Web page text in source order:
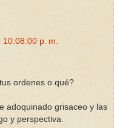
p. m.
ordenes o qué?
adoquinado grisaceo y las
y perspectiva.